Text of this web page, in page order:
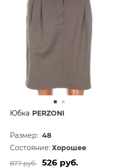
Юбка PERZONI
Размер: 48
Состояние: Хорошее
877 руб. 526 руб.